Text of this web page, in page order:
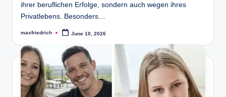
ihrer beruflichen Erfolge, sondern auch wegen ihres
Privatlebens. Besonders…
Posted
maxfriedrich June 10, 2026